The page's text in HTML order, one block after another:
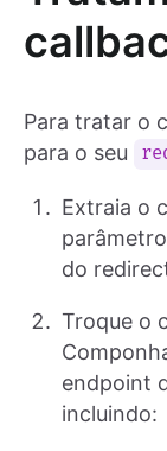
Para tratar o
para o seu
Extraia o
do
Troque o
endpoint
incluindo: